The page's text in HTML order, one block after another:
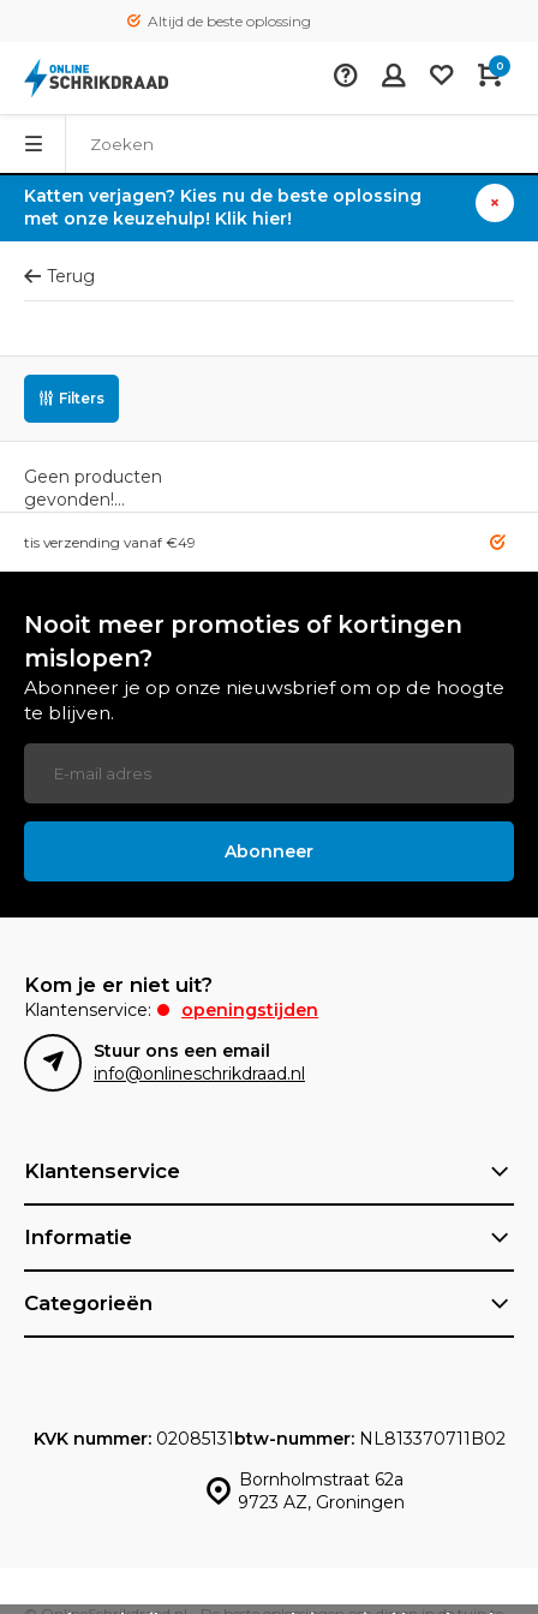
Altijd de beste oplossing
0
Katten verjagen? Kies nu de beste oplossing
met onze keuzehulp! Klik hier!
Terug
Filters
Geen producten
gevonden!...
vanaf €49 Altijd de
Nooit meer promoties of kortingen
mislopen?
Abonneer je op onze nieuwsbrief om op de hoogte
te blijven.
Abonneer
Kom je er niet uit?
Klantenservice:
openingstijden
Stuur ons een email
info@onlineschrikdraad.nl
Klantenservice
Informatie
Categorieën
Bornholmstraat 62a
9723 AZ, Groningen
KVK nummer:02085131btw-nummer:NL813370711B02